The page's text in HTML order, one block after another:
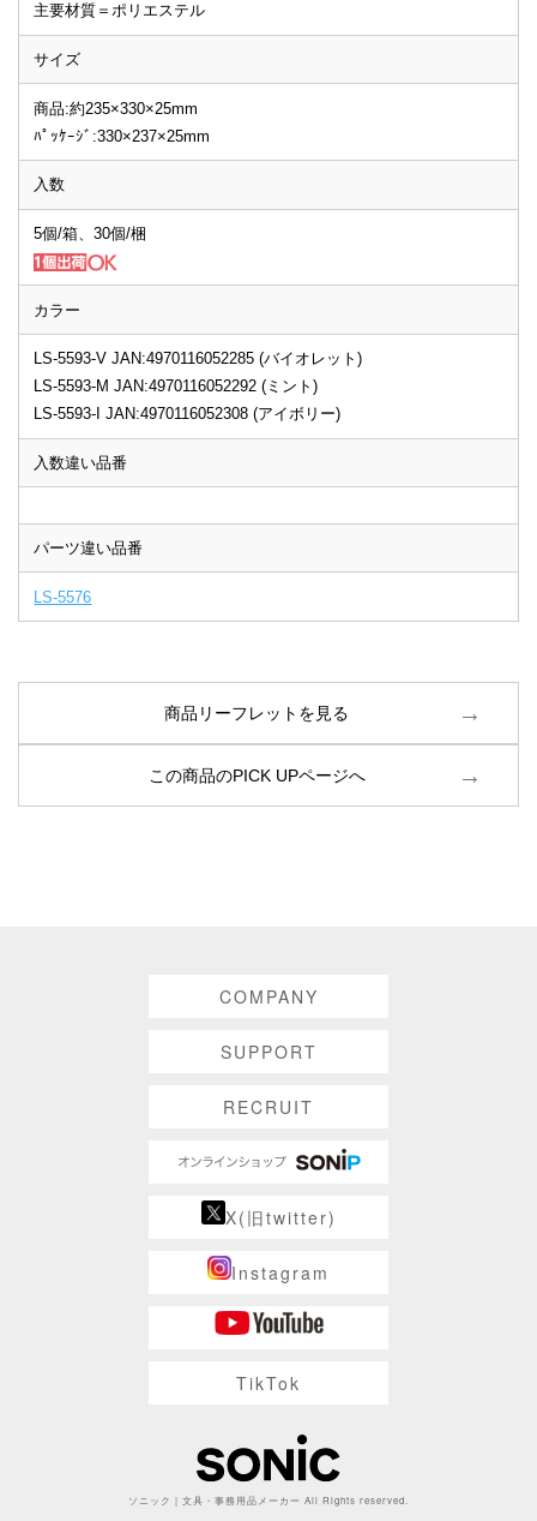
主要材質＝ポリエステル
サイズ
商品:約235×330×25mm
ﾊﾟｯｹｰｼﾞ:330×237×25mm
入数
5個/箱、30個/梱
カラー
LS-5593-V JAN:4970116052285 (バイオレット)
LS-5593-M JAN:4970116052292 (ミント)
LS-5593-I JAN:4970116052308 (アイボリー)
入数違い品番
パーツ違い品番
LS-5576
商品リーフレットを見る
この商品のPICK UPページへ
COMPANY
SUPPORT
RECRUIT
X(旧twitter)
Instagram
TikTok
ソニック | 文具・事務用品メーカー All Rights reserved.